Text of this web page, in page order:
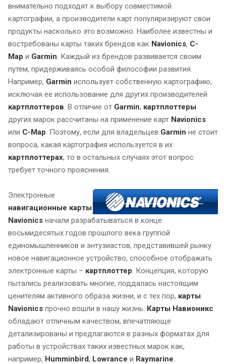
внимательно подходят к выбору совместимой
картографии, а производители карт популяризируют свои
продукты насколько это возможно. Наиболее известны и
востребованы карты таких брендов как Navionics, C-
Map и Garmin. Каждый из брендов развивается своим
путем, придерживаясь особой философии развития.
Например, Garmin использует собственную картографию,
исключая ее использование для других производителей
картплоттеров. В отличие от Garmin, картплоттеры
других марок рассчитаны на применение карт Navionics
или C-Map. Поэтому, если для владельцев Garmin не стоит
вопроса, какая картография используется в их
картплоттерах, то в остальных случаях этот вопрос
требует точного прояснения.
Электронные
навигационные карты
Navionics начали разрабатываться в конце
восьмидесятых годов прошлого века группой
единомышленников и энтузиастов, представившей рынку
новое навигационное устройство, способное отображать
электронные карты – картплоттер. Концепция, которую
пытались реализовать многие, поддалась настоящим
ценителям активного образа жизни, и с тех пор, карты
Navionics прочно вошли в нашу жизнь. Карты Навионикс
обладают отличным качеством, впечатляюще
детализированы и предлагаются в разных форматах для
работы в устройствах таких известных марок как,
например, Humminbird, Lowrance и Raymarine.